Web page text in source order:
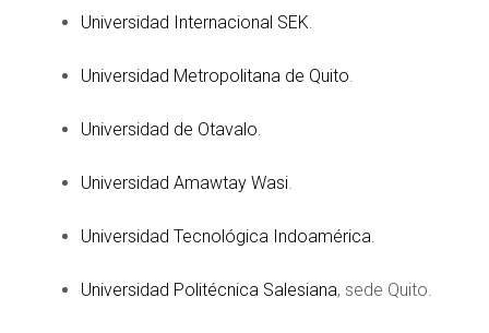
Universidad Internacional SEK
Universidad Metropolitana de Quito
Universidad de Otavalo
Universidad Amawtay Wasi.
Universidad Tecnológica Indoamérica
Universidad Politécnica Salesiana, sede Quito.